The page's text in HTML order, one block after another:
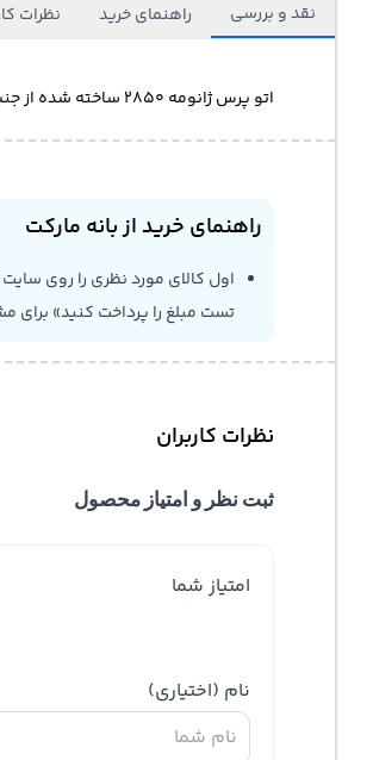
نقد و بررسی راهنمای خرید نظرات
اتو پرس ژانومه 2850 ساخته شده از جنس فولاد صفحه با اندازه 32 اینچ و 90 سانتیمتر توان 1600 وات بخاردهی روان 90 گرم در دقیقه قابلیت قفل کردن صفحات اتوپرس قوی و پرقدرت با توان 50 کیلوگرم
راهنمای خرید از بانه مارکت
اول کالای مورد نظری را روی
تست مبلغ را پرداخت کنید» برای
نظرات کاربران
ثبت نظر و امتیاز محصول
امتیاز شما
نام (اختیاری)